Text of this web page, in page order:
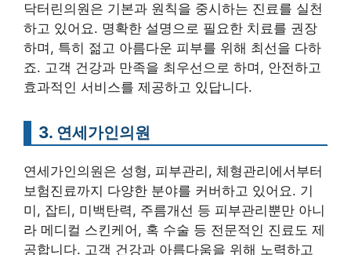
닥터린의원은 기본과 원칙을 중시하는 진료를 실천
하고 있어요. 명확한 설명으로 필요한 치료를 권장
하며, 특히 젊고 아름다운 피부를 위해 최선을 다하
죠. 고객 건강과 만족을 최우선으로 하며, 안전하고
효과적인 서비스를 제공하고 있답니다.
3. 연세가인의원
연세가인의원은 성형, 피부관리, 체형관리에서부터
보험진료까지 다양한 분야를 커버하고 있어요. 기
미, 잡티, 미백탄력, 주름개선 등 피부관리뿐만 아니
라 메디컬 스킨케어, 혹 수술 등 전문적인 진료도 제
공합니다. 고객 건강과 아름다움을 위해 노력하고